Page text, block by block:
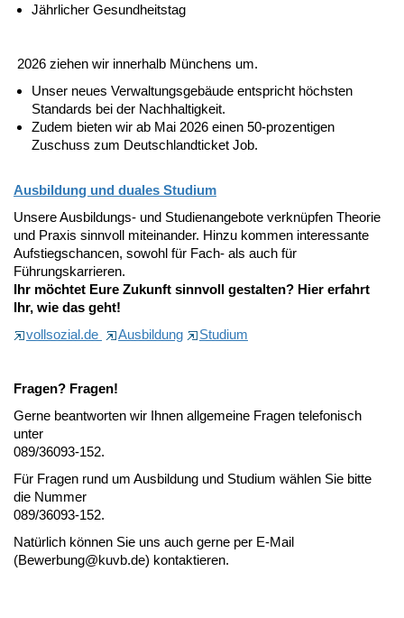
Jährlicher Gesundheitstag
2026 ziehen wir innerhalb Münchens um.
Unser neues Verwaltungsgebäude entspricht höchsten
Standards bei der Nachhaltigkeit.
Zudem bieten wir ab Mai 2026 einen 50-prozentigen
Zuschuss zum Deutschlandticket Job.
Ausbildung und duales Studium
Unsere Ausbildungs- und Studienangebote verknüpfen Theorie
und Praxis sinnvoll miteinander. Hinzu kommen interessante
Aufstiegschancen, sowohl für Fach- als auch für
Führungskarrieren.
Ihr möchtet Eure Zukunft sinnvoll gestalten? Hier erfahrt
Ihr, wie das geht!
vollsozial.de
Ausbildung Studium
Fragen? Fragen!
Gerne beantworten wir Ihnen allgemeine Fragen telefonisch
unter
089/36093-152.
Für Fragen rund um Ausbildung und Studium wählen Sie bitte
die Nummer
089/36093-152.
Natürlich können Sie uns auch gerne per E-Mail
(Bewerbung@kuvb.de) kontaktieren.